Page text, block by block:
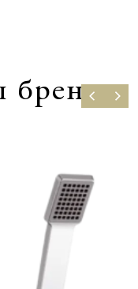
бренда